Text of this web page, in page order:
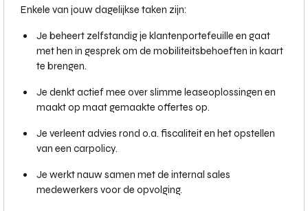
Enkele van jouw dagelijkse taken zijn:
Je beheert zelfstandig je klantenportefeuille en gaat
met hen in gesprek om de mobiliteitsbehoeften in kaart
te brengen.
Je denkt actief mee over slimme leaseoplossingen en
maakt op maat gemaakte offertes op.
Je verleent advies rond o.a. fiscaliteit en het opstellen
van een carpolicy.
Je werkt nauw samen met de internal sales
medewerkers voor de opvolging.